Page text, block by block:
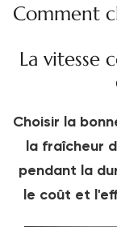
expédition,
nous
ce qui
Comment
La vitesse
Choisir la
la fraîcheur
pendant la
le coût et